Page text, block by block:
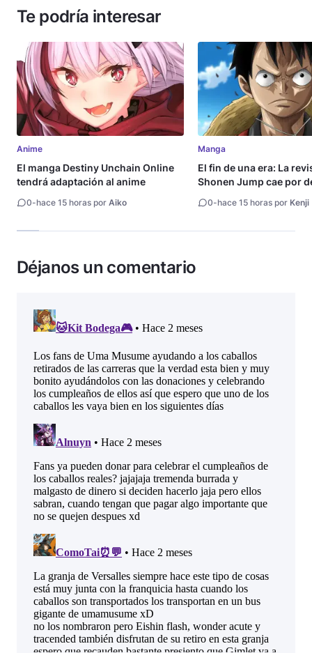
Te podría interesar
Anime
El manga Destiny Unchain Online
tendrá adaptación al anime
0-hace 15 horas por Aiko
Manga
El fin de una era: La
Shonen Jump cae por
0-hace 15 horas por Kenji
Déjanos un comentario